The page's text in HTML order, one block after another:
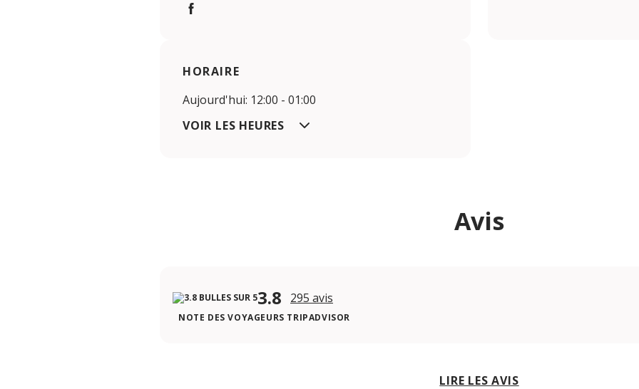
HORAIRE
Aujourd'hui: 12:00 - 01:00
VOIR LES HEURES
Avis
3.8 295 avis
NOTE DES VOYAGEURS TRIPADVISOR
LIRE LES AVIS